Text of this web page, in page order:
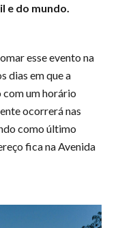
e do mundo.
esse evento na
dias em que a
com um horário
ocorrerá nas
como último
fica na Avenida